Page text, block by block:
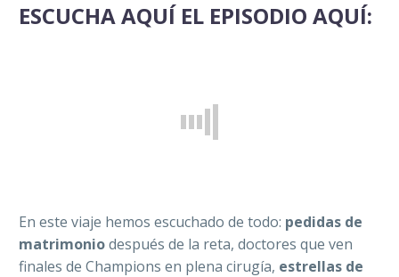
ESCUCHA AQUÍ EL EPISODIO AQUÍ:
En este viaje hemos escuchado de todo: pedidas de
matrimoniodespués de la reta, doctores que ven
finales de Champions en plena cirugía, estrellas de